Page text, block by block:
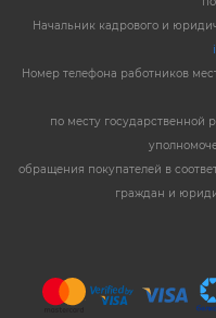
Начальник кадрового и
Номер телефона работников
по месту
обращения покупателей в
граждан и